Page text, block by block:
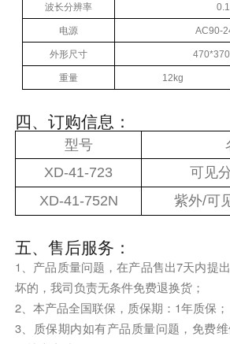
波长分辨率
电源 AC90-
外形尺寸
重量 12kg
四、订购信息：
型号
XD-41-723
可见
XD-41-752N
紫外/可
五、售后服务：
1、产品质量问题，在产品售出7天内提
坏的，我司负责无条件免费退换货；
2、本产品全国联保，质保期：1年质保；
3、质保期内如有产品质量问题，免费